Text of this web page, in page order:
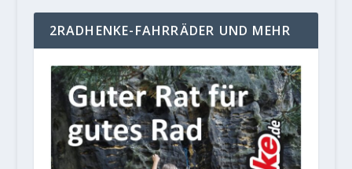
2RADHENKE-FAHRRÄDER UND MEHR